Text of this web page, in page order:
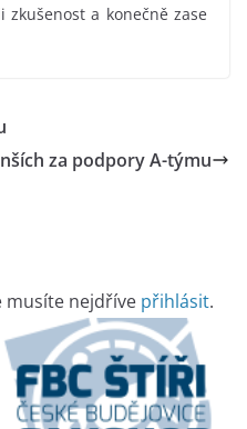
a konečně zase
za podpory A-týmu
musíte nejdříve přihlásit.